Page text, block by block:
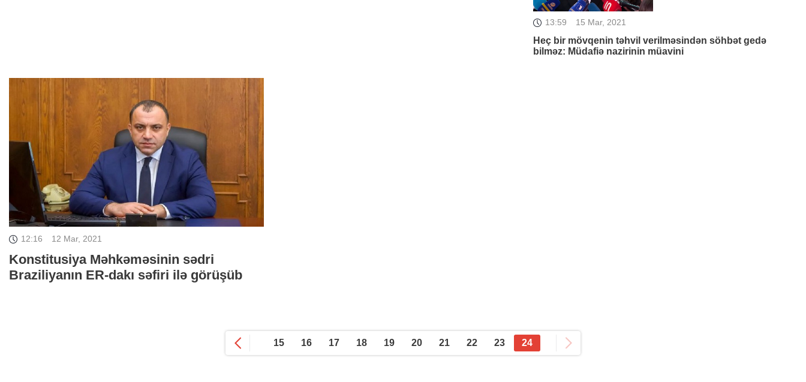
13:59 15 Mar, 2021
Heç bir mövqenin təhvil verilməsindən söhbət gedə
bilməz: Müdafiə nazirinin müavini
12:16 12 Mar, 2021
Konstitusiya Məhkəməsinin sədri
Braziliyanın ER-dakı səfiri ilə görüşüb
15 16 17 18 19 20 21 22 23 24